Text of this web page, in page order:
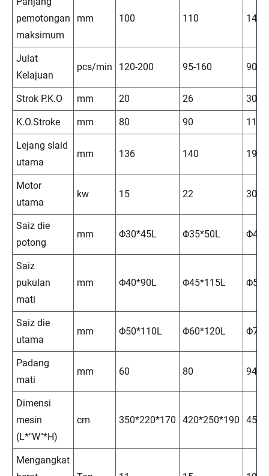
pemotongan
maksimum
mm 100 110 140
Julat
Kelajuan
pcs/min 120-200 95-160 90-
Strok P.K.O mm 20 26 30
K.O.Stroke mm 80 90 115
Lejang slaid
utama
mm 136 140 190
Motor
utama
kw 15 22 30
Saiz die
potong
mm Φ30*45L Φ35*50L
Saiz
pukulan
mati
mm Φ40*90L Φ45*115L
Saiz die
utama
mm Φ50*110L Φ60*120L
Padang
mati
mm 60 80 94
Dimensi
mesin
(L*"W"*H)
cm 350*220*170 420*250*190
Mengangkat